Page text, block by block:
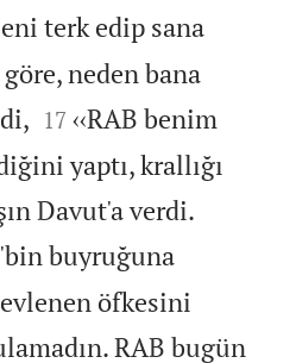
terk edip sana
neden bana


17 ‹‹RAB benim
yaptı, krallığı
Davut'a verdi.
buyruğuna
öfkesini
RAB bugün